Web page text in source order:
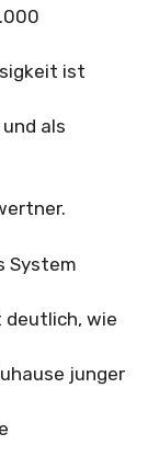
ist
als
System
deutlich, wie
junger